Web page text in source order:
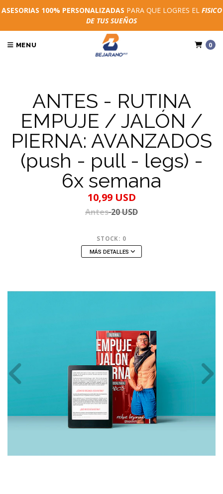
ASESORIAS 100% PERSONALIZADAS PARA QUE LOGRES EL FISICO
DE TUS SUEÑOS
MENU 0
ANTES - RUTINA
EMPUJE / JALÓN /
PIERNA: AVANZADOS
(push - pull - legs) -
6x semana
10,99 USD
Antes 20 USD
STOCK: 0
MÁS DETALLES